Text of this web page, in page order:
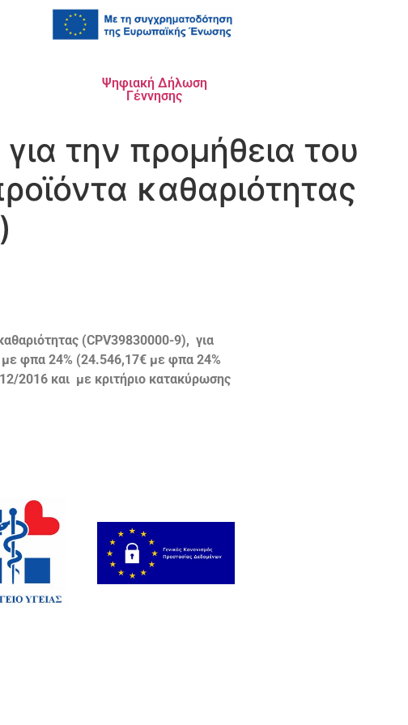
Ψηφιακή Δήλωση
Γέννησης
την προμήθεια του
καθαριότητας
(CPV39830000-9), για
με φπα 24% (24.546,17€ με φπα 24%
2016 και με κριτήριο κατακύρωσης